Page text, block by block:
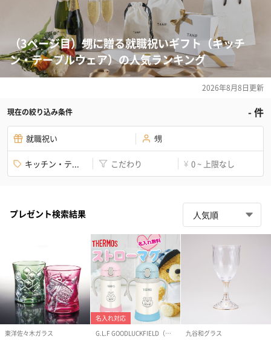
（3ページ目）甥に贈る就職祝いギフト（キッチ
ン・テーブルウェア）の人気ランキング
2026年8月8日更新
現在の絞り込み条件 -件
就職祝い 甥
キッチン・テ... こだわり ¥ 0 ~ 上限なし
プレゼント検索結果